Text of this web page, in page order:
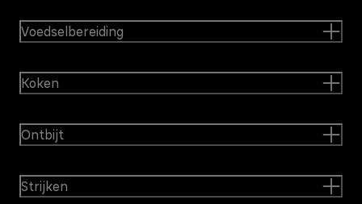
Voedselbereiding
Koken
Ontbijt
Strijken